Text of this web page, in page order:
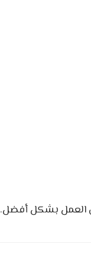
العمل بشكل أفضل.